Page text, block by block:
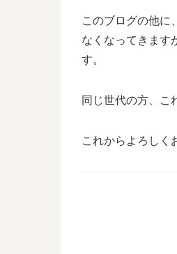
このブログの他に
なくなってきます
す。
同じ世代の方、こ
これからよろしく